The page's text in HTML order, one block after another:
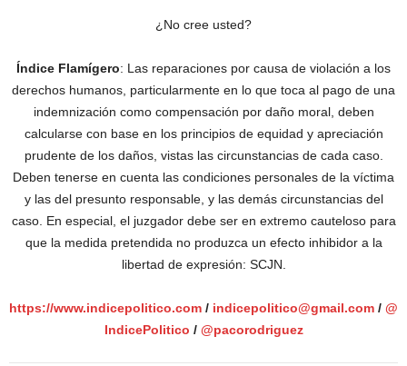
¿No cree usted?
Índice Flamígero: Las reparaciones por causa de violación a los
derechos humanos, particularmente en lo que toca al pago de una
indemnización como compensación por daño moral, deben
calcularse con base en los principios de equidad y apreciación
prudente de los daños, vistas las circunstancias de cada caso.
Deben tenerse en cuenta las condiciones personales de la víctima
y las del presunto responsable, y las demás circunstancias del
caso. En especial, el juzgador debe ser en extremo cauteloso para
que la medida pretendida no produzca un efecto inhibidor a la
libertad de expresión: SCJN.
https://www.indicepolitico.com / indicepolitico@gmail.com / @
IndicePolitico / @pacorodriguez